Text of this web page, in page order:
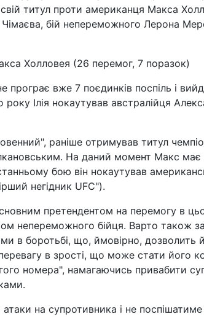
титул проти американця Макса
бій непереможного Лерона
Холловея (26 перемог, 7 поразок)
програє вже 7 поєдинків поспіль і
Ілія нокаутував австралійця
раніше отримував титул
На даний момент Макс
бою він нокаутував
негідник UFC").
претендентом на перемогу в
непереможного бійця. Варто також
в боротьбі, що, ймовірно, дозволить
в зрості, що може стати його
номера", намагаючись привабити
на супротивника і не